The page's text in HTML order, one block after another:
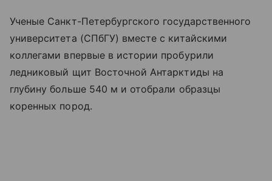
Ученые Санкт-Петербургского государственного
университета (СПбГУ) вместе с китайскими
коллегами впервые в истории пробурили
ледниковый щит Восточной Антарктиды на
глубину больше 540 м и отобрали образцы
коренных пород.